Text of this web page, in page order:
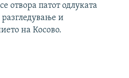
отвора патот одлуката
и
на Косово.